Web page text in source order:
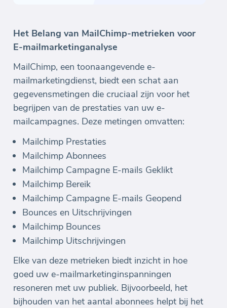
Het Belang van MailChimp-metrieken voor
E-mailmarketinganalyse
MailChimp, een toonaangevende e-
mailmarketingdienst, biedt een schat aan
gegevensmetingen die cruciaal zijn voor het
begrijpen van de prestaties van uw e-
mailcampagnes. Deze metingen omvatten:
Mailchimp Prestaties
Mailchimp Abonnees
Mailchimp Campagne E-mails Geklikt
Mailchimp Bereik
Mailchimp Campagne E-mails Geopend
Bounces en Uitschrijvingen
Mailchimp Bounces
Mailchimp Uitschrijvingen
Elke van deze metrieken biedt inzicht in hoe
goed uw e-mailmarketinginspanningen
resoneren met uw publiek. Bijvoorbeeld, het
bijhouden van het aantal abonnees helpt bij het